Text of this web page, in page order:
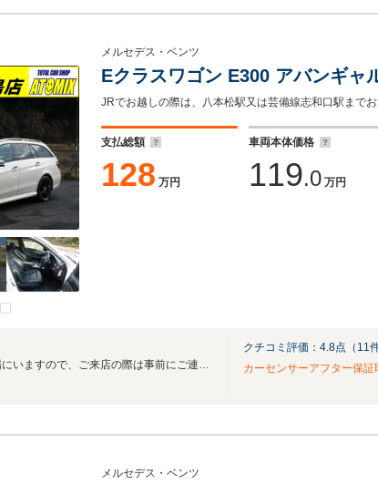
メルセデス・ベンツ
Eクラスワゴン E300 アバンギャ
支払総額
128 万円
車両本体価格
119.0 万円
クチコミ評価： 4.8点（ 11
カーセンサーアフター保証
メルセデス・ベンツ